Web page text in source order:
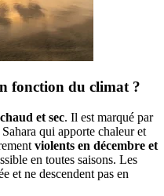
fonction du climat ?
et sec. Il est marqué par
qui apporte chaleur et
violents en décembre et
en toutes saisons. Les
et ne descendent pas en